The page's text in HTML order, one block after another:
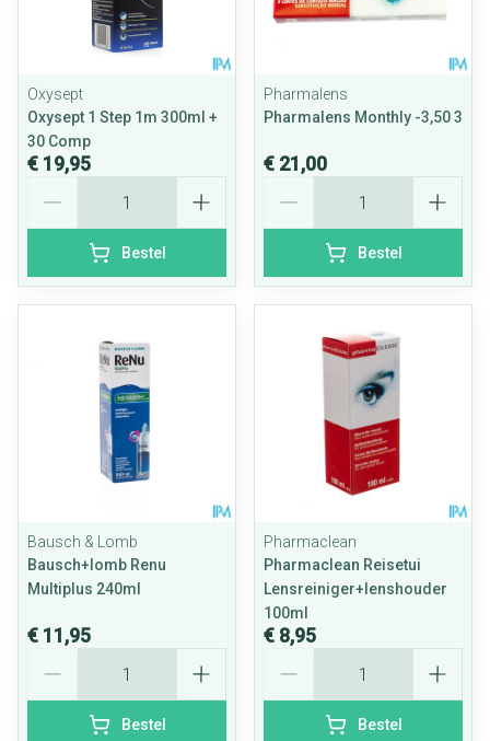
Oxysept
Oxysept 1 Step 1m 300ml +
30 Comp
€ 19,95
Bestel
Pharmalens
Pharmalens Monthly -3,50 3
€ 21,00
Bestel
Bausch & Lomb
Bausch+lomb Renu
Multiplus 240ml
€ 11,95
Bestel
Pharmaclean
Pharmaclean Reisetui
Lensreiniger+lenshouder
100ml
€ 8,95
Bestel